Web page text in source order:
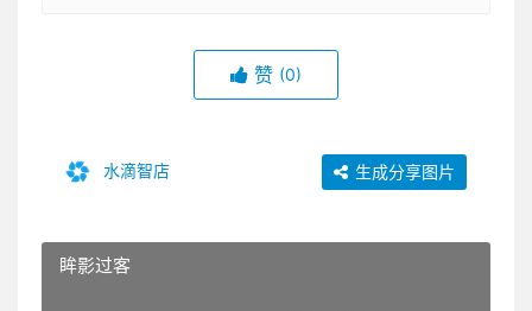
赞 (0)
水滴智店 生成分享图片
眸影过客